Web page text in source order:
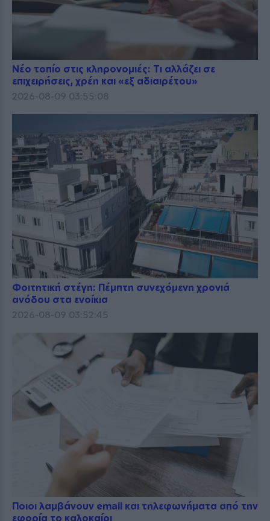
Νέο τοπίο στις κληρονομιές: Τι αλλάζει σε
επιχειρήσεις, χρέη και «εξ αδιαιρέτου»
2026-08-09 03:55:08
Φοιτητική στέγη: Πέμπτη συνεχόμενη χρονιά
ανόδου στα ενοίκια
2026-08-09 03:52:45
Ποιοι λαμβάνουν email και τηλεφωνήματα από την
εφορία το καλοκαίρι